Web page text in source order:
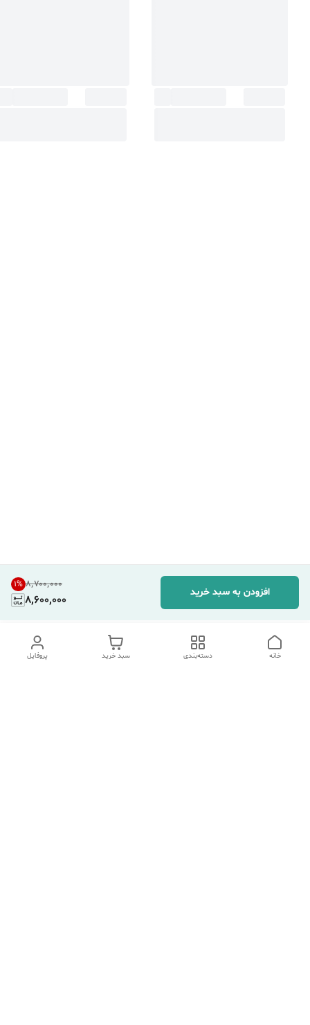
۸٬۷۰۰٬۰۰۰ 1%
8,600,000
افزودن به سبد خرید
پروفایل سبد خرید دسته‌بندی خانه